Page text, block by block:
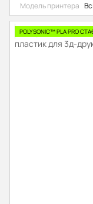
Модель принтера
POLYSONIC™ PLA PRO